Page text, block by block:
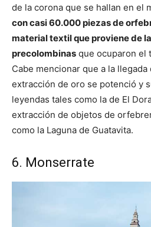
de la corona que se hallan en el
con casi 60.000 piezas de
material textil que proviene de
precolombinas que ocuparon el
Cabe mencionar que a la llegada
extracción de oro se potenció y
leyendas tales como la de El
extracción de objetos de
como la Laguna de Guatavita.
6. Monserrate